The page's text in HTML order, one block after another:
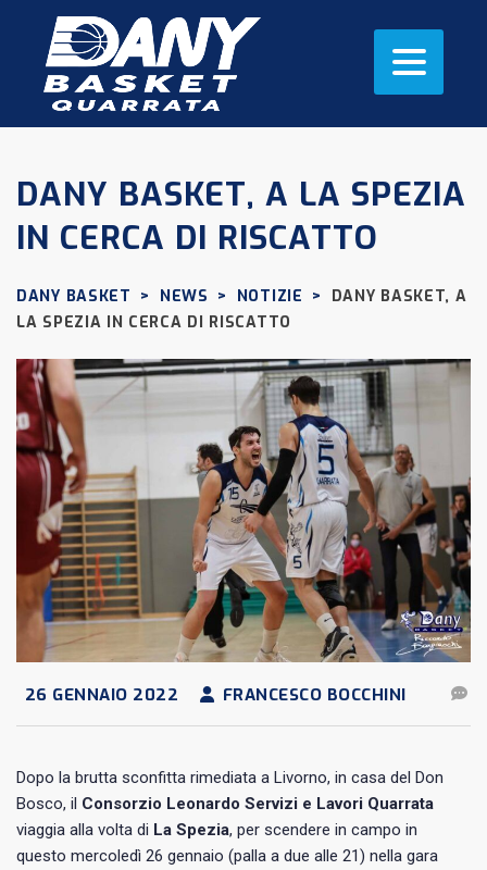
DANY BASKET, A LA SPEZIA
IN CERCA DI RISCATTO
DANY BASKET > NEWS > NOTIZIE >
DANY BASKET, A
LA SPEZIA IN CERCA DI RISCATTO
26 GENNAIO 2022 FRANCESCO BOCCHINI
Dopo la brutta sconfitta rimediata a Livorno, in casa del Don
Bosco, il Consorzio Leonardo Servizi e Lavori Quarrata
viaggia alla volta di La Spezia, per scendere in campo in
questo mercoledì 26 gennaio (palla a due alle 21) nella gara